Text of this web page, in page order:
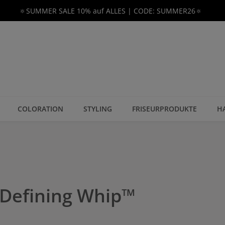
🔅SUMMER SALE 10% auf ALLES | CODE: SUMMER26🔅
COLORATION STYLING FRISEURPRODUKTE
Whip™